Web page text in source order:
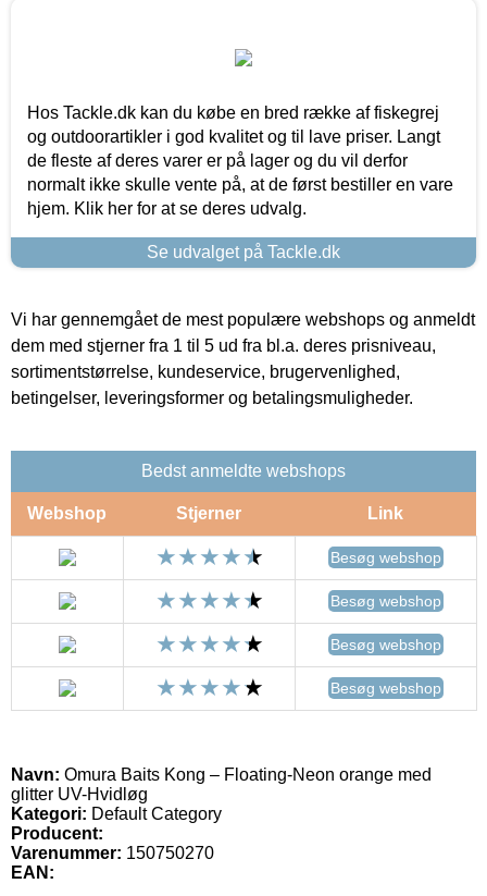
Hos Tackle.dk kan du købe en bred række af fiskegrej
og outdoorartikler i god kvalitet og til lave priser. Langt
de fleste af deres varer er på lager og du vil derfor
normalt ikke skulle vente på, at de først bestiller en vare
hjem. Klik her for at se deres udvalg.
Se udvalget på Tackle.dk
Vi har gennemgået de mest populære webshops og anmeldt
dem med stjerner fra 1 til 5 ud fra bl.a. deres prisniveau,
sortimentstørrelse, kundeservice, brugervenlighed,
betingelser, leveringsformer og betalingsmuligheder.
Bedst anmeldte webshops
Webshop Stjerner Link
Besøg webshop
Besøg webshop
Besøg webshop
Besøg webshop
Navn: Omura Baits Kong – Floating-Neon orange med
glitter UV-Hvidløg
Kategori: Default Category
Producent:
Varenummer: 150750270
EAN: